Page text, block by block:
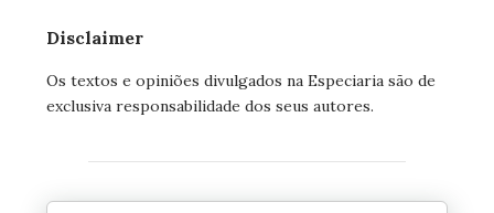
Disclaimer
Os textos e opiniões divulgados na Especiaria são de
exclusiva responsabilidade dos seus autores.